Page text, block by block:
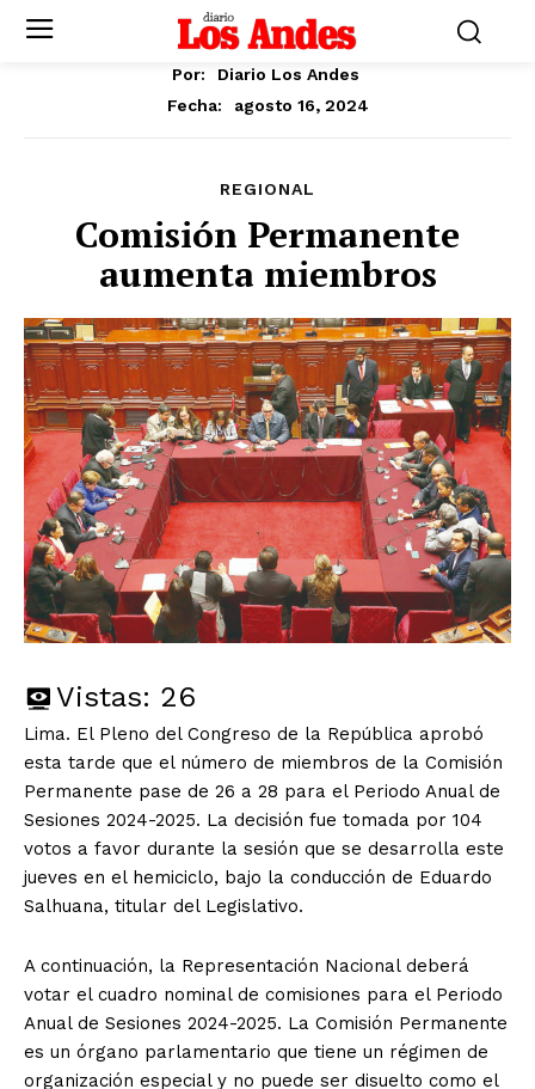
Por:
Diario Los Andes
Fecha:
agosto 16, 2024
REGIONAL
Comisión Permanente
aumenta miembros
Vistas: 26
Lima. El Pleno del Congreso de la República aprobó
esta tarde que el número de miembros de la Comisión
Permanente pase de 26 a 28 para el Periodo Anual de
Sesiones 2024-2025. La decisión fue tomada por 104
votos a favor durante la sesión que se desarrolla este
jueves en el hemiciclo, bajo la conducción de Eduardo
Salhuana, titular del Legislativo.
A continuación, la Representación Nacional deberá
votar el cuadro nominal de comisiones para el Periodo
Anual de Sesiones 2024-2025. La Comisión Permanente
es un órgano parlamentario que tiene un régimen de
organización especial y no puede ser disuelto como el